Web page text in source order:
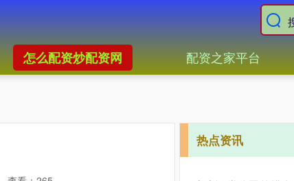
怎么配资炒配资网 配资之家平台
热点资讯